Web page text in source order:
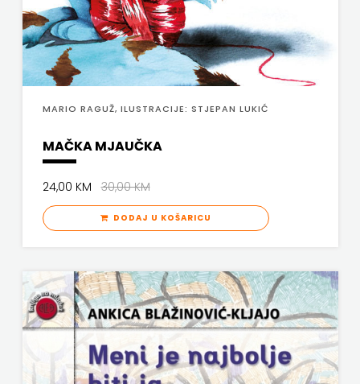
GLUTEN
FREE
U
V.B.Z.
VERBUM
VORTO
ZNANJE
MARIO RAGUŽ, ILUSTRACIJE: STJEPAN LUKIĆ
MAČKA MJAUČKA
24,00 KM30,00 KM
DODAJ U KOŠARICU